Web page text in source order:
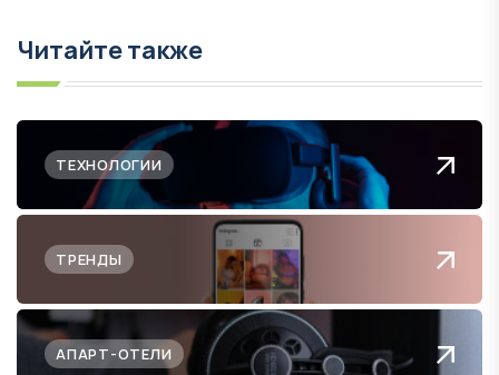
Читайте также
ТЕХНОЛОГИИ
ТРЕНДЫ
АПАРТ-ОТЕЛИ